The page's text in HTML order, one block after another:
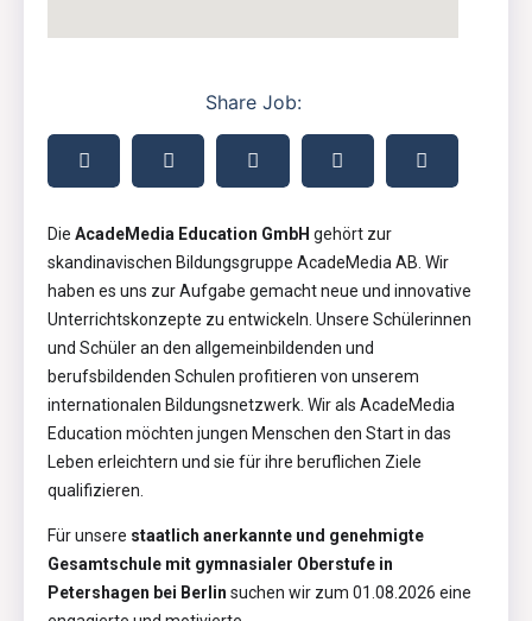
Share Job:
Die AcadeMedia Education GmbH gehört zur
skandinavischen Bildungsgruppe AcadeMedia AB. Wir
haben es uns zur Aufgabe gemacht neue und innovative
Unterrichtskonzepte zu entwickeln. Unsere Schülerinnen
und Schüler an den allgemeinbildenden und
berufsbildenden Schulen profitieren von unserem
internationalen Bildungsnetzwerk. Wir als AcadeMedia
Education möchten jungen Menschen den Start in das
Leben erleichtern und sie für ihre beruflichen Ziele
qualifizieren.
Für unsere staatlich anerkannte und genehmigte
Gesamtschule mit gymnasialer Oberstufe in
Petershagen bei Berlin suchen wir zum 01.08.2026 eine